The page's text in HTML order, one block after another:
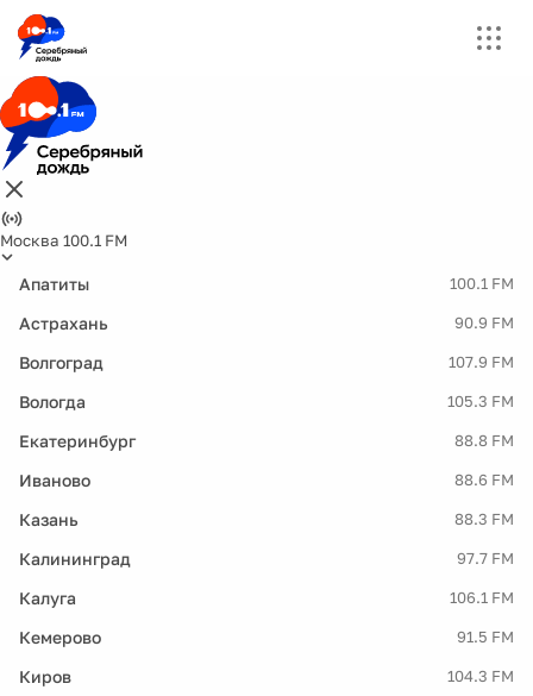
Москва 100.1 FM
Апатиты 100.1 FM
Астрахань 90.9 FM
Волгоград 107.9 FM
Вологда 105.3 FM
Екатеринбург 88.8 FM
Иваново 88.6 FM
Казань 88.3 FM
Калининград 97.7 FM
Калуга 106.1 FM
Кемерово 91.5 FM
Киров 104.3 FM